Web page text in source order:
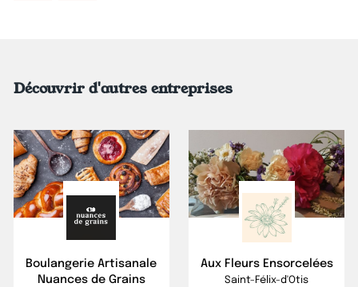
Découvrir d'autres entreprises
Boulangerie Artisanale
Nuances de Grains
Aux Fleurs Ensorcelées
Saint-Félix-d'Otis